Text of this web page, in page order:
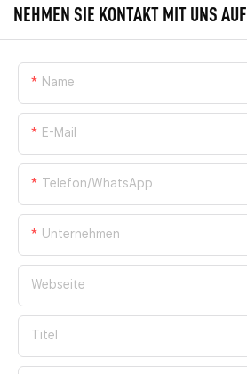
NEHMEN SIE KONTAKT MIT UNS AUF
Name
E-Mail
Telefon/WhatsApp
Unternehmen
Webseite
Titel